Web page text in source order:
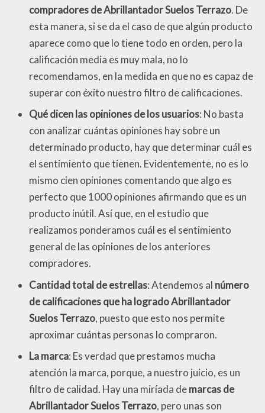
compradores de Abrillantador Suelos Terrazo. De
esta manera, si se da el caso de que algún producto
aparece como que lo tiene todo en orden, pero la
calificación media es muy mala, no lo
recomendamos, en la medida en que no es capaz de
superar con éxito nuestro filtro de calificaciones.
Qué dicen las opiniones de los usuarios: No basta
con analizar cuántas opiniones hay sobre un
determinado producto, hay que determinar cuál es
el sentimiento que tienen. Evidentemente, no es lo
mismo cien opiniones comentando que algo es
perfecto que 1000 opiniones afirmando que es un
producto inútil. Así que, en el estudio que
realizamos ponderamos cuál es el sentimiento
general de las opiniones de los anteriores
compradores.
Cantidad total de estrellas: Atendemos al número
de calificaciones que ha logrado Abrillantador
Suelos Terrazo, puesto que esto nos permite
aproximar cuántas personas lo compraron.
La marca: Es verdad que prestamos mucha
atención la marca, porque, a nuestro juicio, es un
filtro de calidad. Hay una miríada demarcas de
Abrillantador Suelos Terrazo, pero unas son